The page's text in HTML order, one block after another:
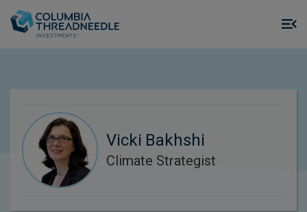
Vicki Bakhshi
Climate Strategist